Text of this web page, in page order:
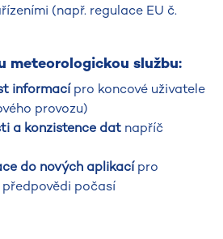
(např. regulace EU č.
meteorologickou službu:
informacípro koncové uživatele
provozu)
a konzistence dat napříč
do nových aplikacípro
počasí